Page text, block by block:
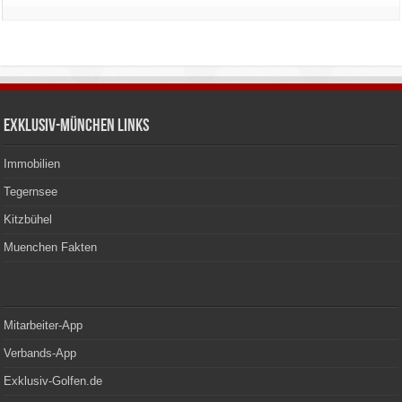
Exklusiv-München Links
Immobilien
Tegernsee
Kitzbühel
Muenchen Fakten
Mitarbeiter-App
Verbands-App
Exklusiv-Golfen.de